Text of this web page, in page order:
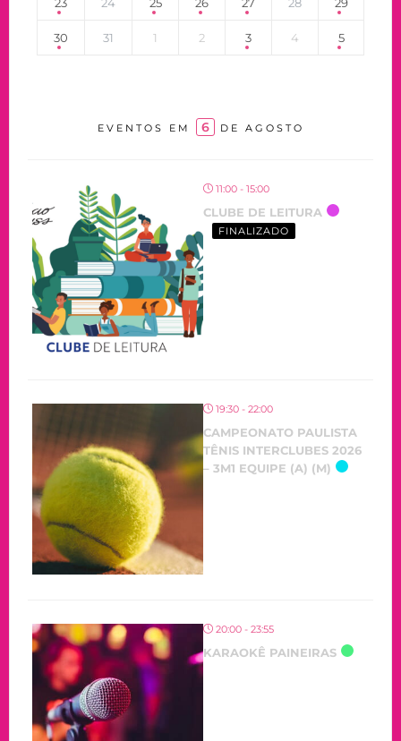
23 24 25 26 27 28 29
30 31 1 2 3 4 5
EVENTOS EM 6 DE AGOSTO
11:00 - 15:00
CLUBE DE LEITURA
FINALIZADO
19:30 - 22:00
CAMPEONATO PAULISTA
TÊNIS INTERCLUBES 2026
– 3M1 EQUIPE (A) (M)
20:00 - 23:55
KARAOKÊ PAINEIRAS